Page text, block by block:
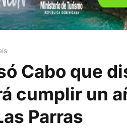
Cabo que
cumplir un
Parras